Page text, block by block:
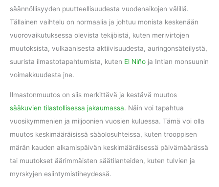
säännöllisyyden puutteellisuudesta vuodenaikojen välillä.
Tällainen vaihtelu on normaalia ja johtuu monista keskenään
vuorovaikutuksessa olevista tekijöistä, kuten merivirtojen
muutoksista, vulkaanisesta aktiivisuudesta, auringonsäteilystä,
suurista ilmastotapahtumista, kuten El Niño ja Intian monsuunin
voimakkuudesta jne.
Ilmastonmuutos on siis merkittävä ja kestävä muutos
sääkuvien tilastollisessa jakaumassa. Näin voi tapahtua
vuosikymmenien ja miljoonien vuosien kuluessa. Tämä voi olla
muutos keskimääräisissä sääolosuhteissa, kuten trooppisen
märän kauden alkamispäivän keskimääräisessä päivämäärässä
tai muutokset äärimmäisten säätilanteiden, kuten tulvien ja
myrskyjen esiintymistiheydessä.